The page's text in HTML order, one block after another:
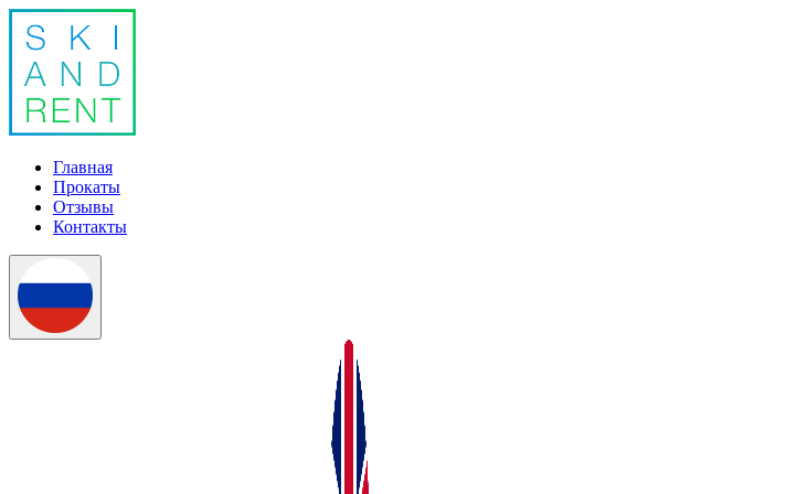
Главная
Прокаты
Отзывы
Контакты